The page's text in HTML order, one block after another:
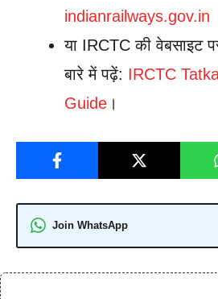
indianrailways.gov.in
या IRCTC की वेबसाइट
बारे में पढ़ें: IRCTC
Guide ।
Join WhatsApp